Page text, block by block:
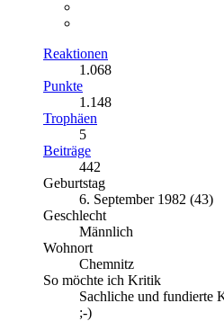
Reaktionen
1.068
Punkte
1.148
Trophäen
5
Beiträge
442
Geburtstag
6. September 1982 (43)
Geschlecht
Männlich
Wohnort
Chemnitz
So möchte ich Kritik
Sachliche und fundierte
;-)